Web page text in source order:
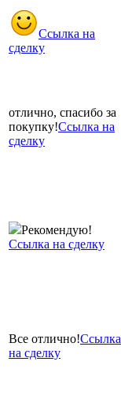
Ссылка на
сделку
отлично, спасибо за
покупку!Ссылка на
сделку
Рекомендую!
Ссылка на сделку
Все отлично!Ссылка
на сделку